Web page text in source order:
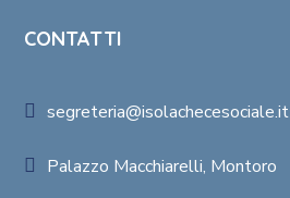
CONTATTI
segreteria@isolachecesociale.it
Palazzo Macchiarelli, Montoro